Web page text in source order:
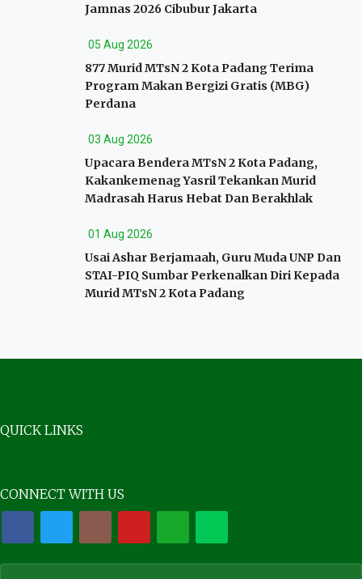
Jamnas 2026 Cibubur Jakarta
05 Aug 2026
877 Murid MTsN 2 Kota Padang Terima
Program Makan Bergizi Gratis (MBG)
Perdana
03 Aug 2026
Upacara Bendera MTsN 2 Kota Padang,
Kakankemenag Yasril Tekankan Murid
Madrasah Harus Hebat Dan Berakhlak
01 Aug 2026
Usai Ashar Berjamaah, Guru Muda UNP Dan
STAI-PIQ Sumbar Perkenalkan Diri Kepada
Murid MTsN 2 Kota Padang
QUICK LINKS
CONNECT WITH US